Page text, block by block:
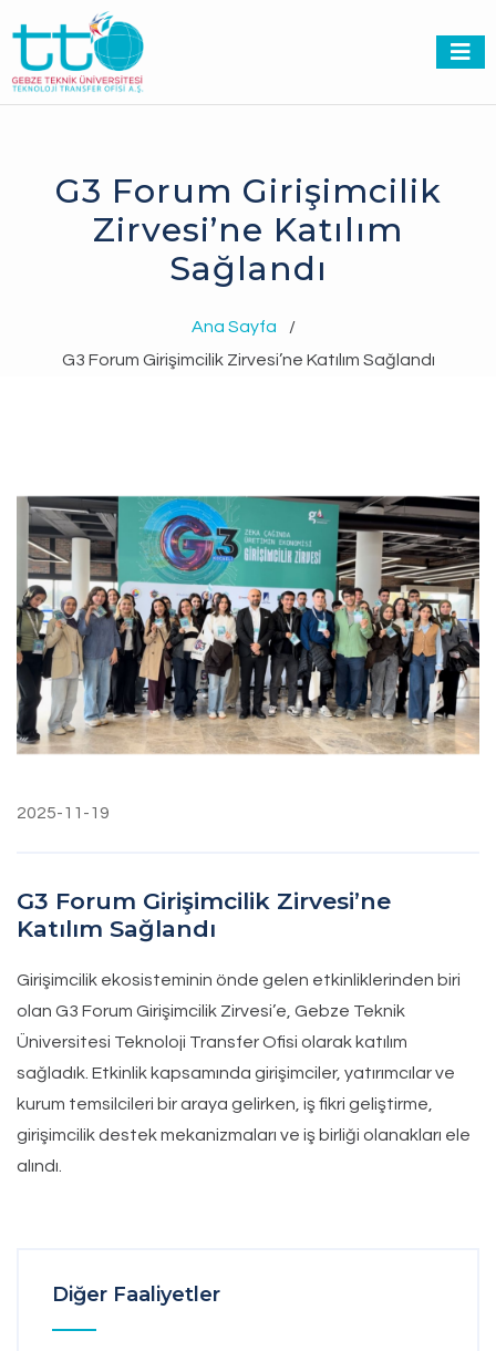
G3 Forum Girişimcilik
Zirvesi’ne Katılım
Sağlandı
Ana Sayfa
/
G3 Forum Girişimcilik Zirvesi’ne Katılım Sağlandı
2025-11-19
G3 Forum Girişimcilik Zirvesi’ne
Katılım Sağlandı
Girişimcilik ekosisteminin önde gelen etkinliklerinden biri
olan G3 Forum Girişimcilik Zirvesi’e, Gebze Teknik
Üniversitesi Teknoloji Transfer Ofisi olarak katılım
sağladık. Etkinlik kapsamında girişimciler, yatırımcılar ve
kurum temsilcileri bir araya gelirken, iş fikri geliştirme,
girişimcilik destek mekanizmaları ve iş birliği olanakları ele
alındı.
Diğer Faaliyetler